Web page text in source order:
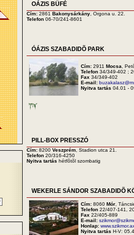
OÁZIS BÜFÉ
Cím: 2861 Bakonysárkány, Orgona u. 22.
Telefon 06-70/241-8601
ÓÁZIS SZABADIDÕ PARK
Cím: 2911 Mocsa,
Telefon 34/349-402 ;
Fax 34/349-402
E-mail:
Nyitva tartás 04.01 -
PILL-BOX PRESSZÓ
Cím: 8200 Veszprém, Stadion utca 21.
Telefon 20/316-4250
Nyitva tartás hétfõtõl szombatig
WEKERLE SÁNDOR SZABADIDÕ
Cím: 8060 Mór,
Telefon 22/407-141,
Fax 22/405-889
E-mail:
Honlap:
Nyitva tartás H-V: